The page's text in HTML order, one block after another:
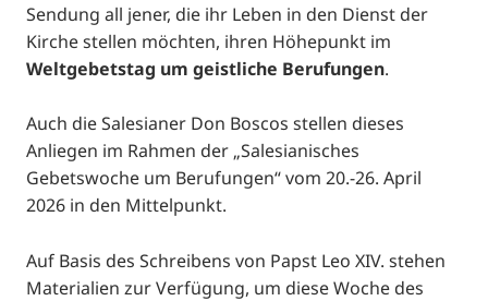
Sendung all jener, die ihr Leben in den Dienst der
Kirche stellen möchten, ihren Höhepunkt im
Weltgebetstag um geistliche Berufungen.
Auch die Salesianer Don Boscos stellen dieses
Anliegen im Rahmen der „Salesianisches
Gebetswoche um Berufungen“ vom 20.-26. April
2026 in den Mittelpunkt.
Auf Basis des Schreibens von Papst Leo XIV. stehen
Materialien zur Verfügung, um diese Woche des